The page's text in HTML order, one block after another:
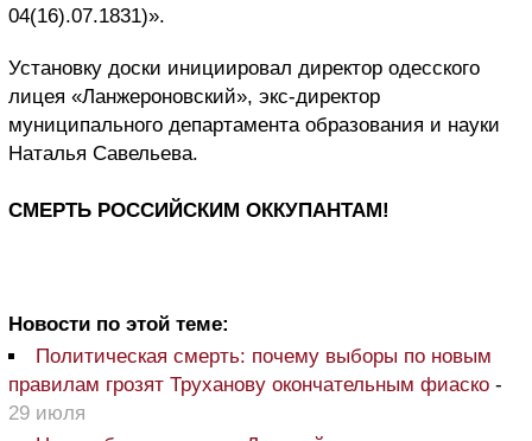
04(16).07.1831)».
Установку доски инициировал директор одесского
лицея «Ланжероновский», экс-директор
муниципального департамента образования и науки
Наталья Савельева.
СМЕРТЬ РОССИЙСКИМ ОККУПАНТАМ!
Новости по этой теме:
Политическая смерть: почему выборы по новым
правилам грозят Труханову окончательным фиаско -
29 июля